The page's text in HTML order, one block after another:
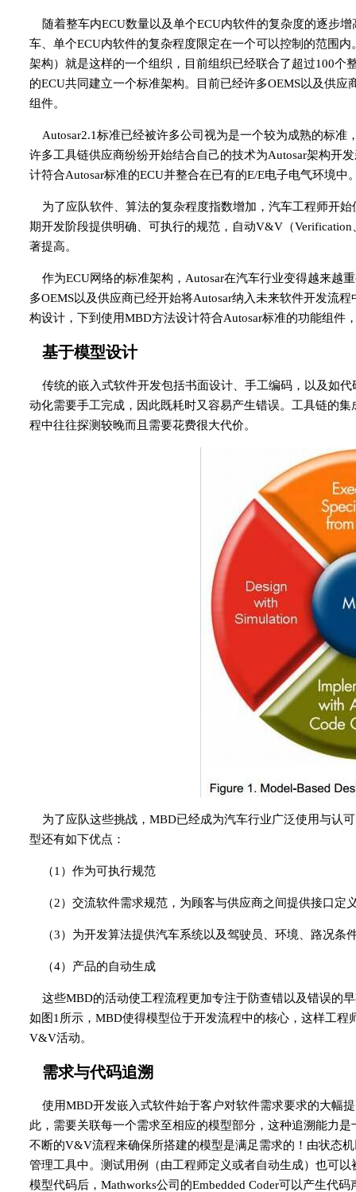
随着整车内ECU数量以及单个ECU内软件的复杂度的逐步
车、单个ECU内软件的复杂程度限定在一个可以控制的范围内
架构）就是这样的一个组织，目前组织已经联合了超过100
的ECU共同建立一个标准架构。目前已经许多OEMS以及供
组件。
Autosar2.1标准已经被许多公司视为是一个较为成熟的标
许多工具链供应商纷纷开始结合自己的技术为Autosar架构开
计符合Autosar标准的ECU并整合在已有的E/E电子电气环境中
为了应队软件、算法的复杂程度指数增加，汽车工程师开
期开发阶段提供明确、可执行的规范，自动V&V（
著提高。
作为ECU网络的标准架构，Autosar在汽车行业变得越来越
多OEMS以及供应商已经开始将Autosar纳入未来软件开发流
构设计，下到使用MBD方法设计符合Autosar标准的功能组件
基于模型设计
传统的嵌入式软件开发包括书面设计、手工编码，以及如
动化需要手工完成，因此既耗时又容易产生错误。工具链的
程中往往探测较晚而且需要花费很大代价。
为了应队这些挑战，MBD已经成为汽车行业广泛使用与认
型还有如下优点：
（1）作为可执行规范
（2）交流软件需求规范，为顾客与供应商之间提供接口定
（3）为开发算法提供汽车系统以及驾驶员、环境、路况条
（4）产品的自动生成
这些MBD的活动使工程流程更加专注于防查错以及错误的
如图1所示，MBD使得模型位于开发流程中的核心，这样工
V&V活动。
需求与代码追溯
使用MBD开发嵌入式软件始于客户对软件需求要求的大幅
此，需要关联每一个需求至相应的模型部分，这种追溯能力
不断的V&V流程来确保所搭建的模型是满足需求的！由状态
管理工具中。测试用例（由工程师定义或者自动生成）也可
模型代码后，Mathworks公司的Embedded Coder可以产生代